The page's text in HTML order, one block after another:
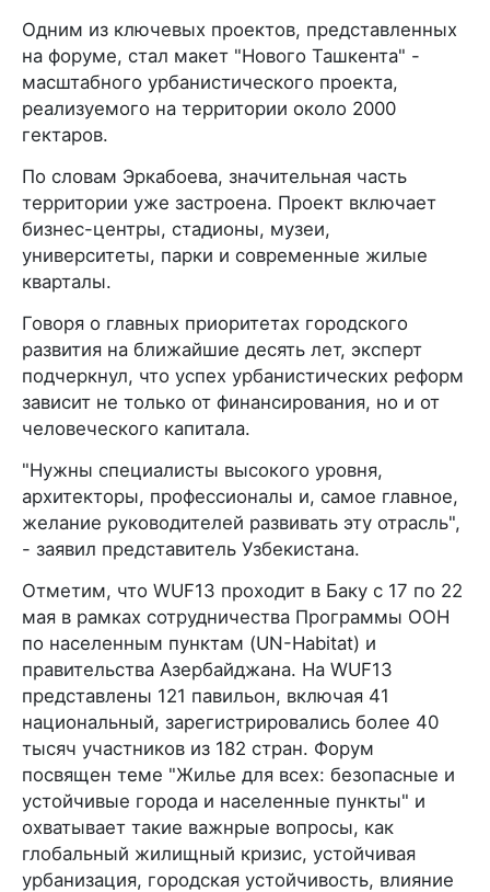
Одним из ключевых проектов, представленных
на форуме, стал макет "Нового Ташкента" -
масштабного урбанистического проекта,
реализуемого на территории около 2000
гектаров.
По словам Эркабоева, значительная часть
территории уже застроена. Проект включает
бизнес-центры, стадионы, музеи,
университеты, парки и современные жилые
кварталы.
Говоря о главных приоритетах городского
развития на ближайшие десять лет, эксперт
подчеркнул, что успех урбанистических реформ
зависит не только от финансирования, но и от
человеческого капитала.
"Нужны специалисты высокого уровня,
архитекторы, профессионалы и, самое главное,
желание руководителей развивать эту отрасль",
- заявил представитель Узбекистана.
Отметим, что WUF13 проходит в Баку с 17 по 22
мая в рамках сотрудничества Программы ООН
по населенным пунктам (UN-Habitat) и
правительства Азербайджана. На WUF13
представлены 121 павильон, включая 41
национальный, зарегистрировались более 40
тысяч участников из 182 стран. Форум
посвящен теме "Жилье для всех: безопасные и
устойчивые города и населенные пункты" и
охватывает такие важнpые вопросы, как
глобальный жилищный кризис, устойчивая
урбанизация, городская устойчивость, влияние